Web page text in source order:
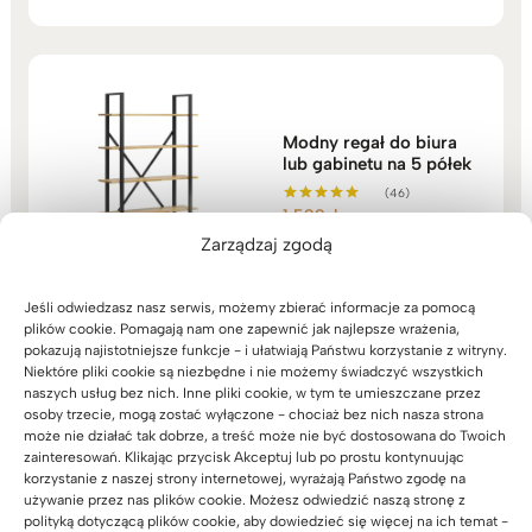
Zarządzaj zgodą
Jeśli odwiedzasz nasz serwis, możemy zbierać informacje za pomocą
plików cookie. Pomagają nam one zapewnić jak najlepsze wrażenia,
pokazują najistotniejsze funkcje - i ułatwiają Państwu korzystanie z witryny.
Niektóre pliki cookie są niezbędne i nie możemy świadczyć wszystkich
naszych usług bez nich. Inne pliki cookie, w tym te umieszczane przez
osoby trzecie, mogą zostać wyłączone - chociaż bez nich nasza strona
może nie działać tak dobrze, a treść może nie być dostosowana do Twoich
zainteresowań. Klikając przycisk Akceptuj lub po prostu kontynuując
korzystanie z naszej strony internetowej, wyrażają Państwo zgodę na
używanie przez nas plików cookie. Możesz odwiedzić naszą stronę z
polityką dotyczącą plików cookie, aby dowiedzieć się więcej na ich temat -
Modny regał do biura
lub gabinetu na 5 półek
Oceniono
na 5
(46)
1.599zł
Komoda do biura lub
gabinetu. Styl
nowoczesny, loft.
Czarna. szer. 140cm
Oceniono
(17)
3.239zł